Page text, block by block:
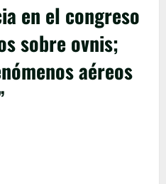
en el congreso
sobre ovnis;
aéreos